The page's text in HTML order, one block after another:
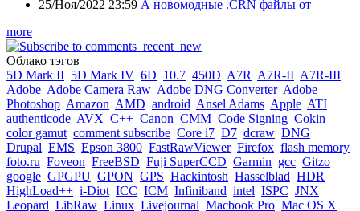
25/Ноя/2022 23:59 А новомодные .CRN файлы от
more
Облако тэгов
5D Mark II 5D Mark IV 6D 10.7 450D A7R A7R-II A7R-III
Adobe Adobe Camera Raw Adobe DNG Converter Adobe
Photoshop Amazon AMD android Ansel Adams Apple ATI
authenticode AVX C++ Canon CMM Code Signing Cokin
color gamut comment subscribe Core i7 D7 dcraw DNG
Drupal EMS Epson 3800 FastRawViewer Firefox flash memory
foto.ru Foveon FreeBSD Fuji SuperCCD Garmin gcc Gitzo
google GPGPU GPON GPS Hackintosh Hasselblad HDR
HighLoad++ i-Diot ICC ICM Infiniband intel ISPC JNX
Leopard LibRaw Linux Livejournal Macbook Pro Mac OS X